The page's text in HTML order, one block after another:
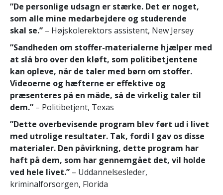
”De personlige udsagn er stærke. Det er noget,
som alle mine medarbejdere og studerende
skal se.” – Højskolerektors assistent, New Jersey
”Sandheden om stoffer-materialerne hjælper med
at slå bro over den kløft, som politibetjentene
kan opleve, når de taler med børn om stoffer.
Videoerne og hæfterne er effektive og
præsenteres på en måde, så de virkelig taler til
dem.” – Politibetjent, Texas
”Dette overbevisende program blev ført ud i livet
med utrolige resultater. Tak, fordi I gav os disse
materialer. Den påvirkning, dette program har
haft på dem, som har gennemgået det, vil holde
ved hele livet.” – Uddannelsesleder,
kriminalforsorgen, Florida